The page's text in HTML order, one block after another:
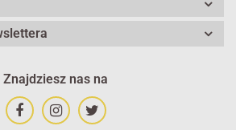
Znajdziesz nas na